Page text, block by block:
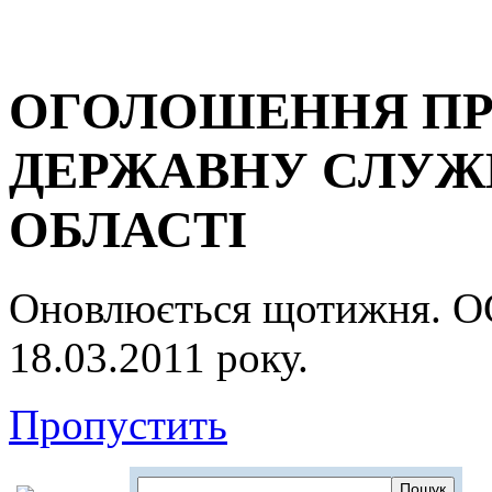
ОГОЛОШЕННЯ
ДЕРЖАВНУ
ОБЛАСТІ
Оновлюється
18.03.2011 року.
Пропустить